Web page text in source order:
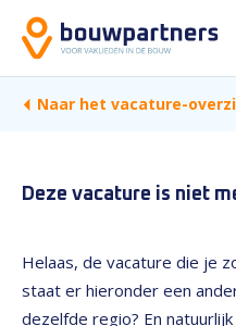
Naar het vacature-
Deze vacature is niet
Helaas, de vacature die je
staat er hieronder een
dezelfde regio? En